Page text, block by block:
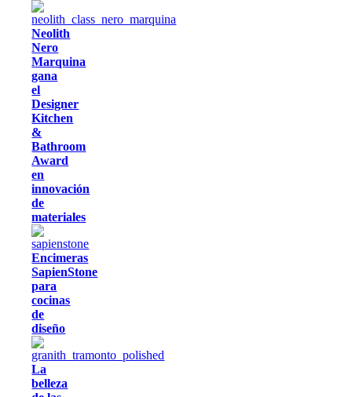
Neolith
Nero
Marquina
gana
el
Designer
Kitchen
&
Bathroom
Award
en
innovación
de
materiales
Encimeras
SapienStone
para
cocinas
de
diseño
La
belleza